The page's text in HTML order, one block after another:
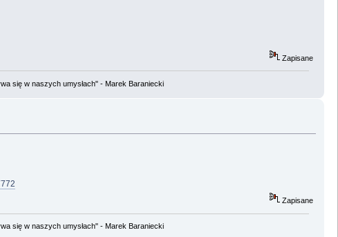
Zapisane
się w naszych umysłach" - Marek Baraniecki
Zapisane
się w naszych umysłach" - Marek Baraniecki